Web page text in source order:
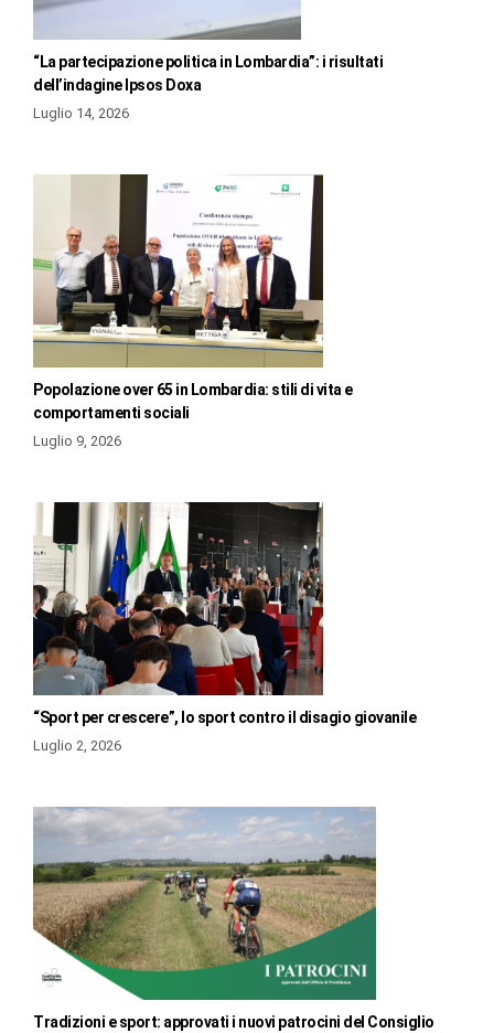
“La partecipazione politica in Lombardia”: i risultati
dell’indagine Ipsos Doxa
Luglio 14, 2026
Popolazione over 65 in Lombardia: stili di vita e
comportamenti sociali
Luglio 9, 2026
“Sport per crescere”, lo sport contro il disagio giovanile
Luglio 2, 2026
Tradizioni e sport: approvati i nuovi patrocini del Consiglio